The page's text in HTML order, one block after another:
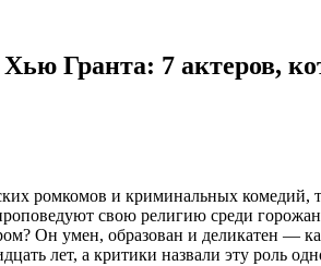
Гранта: 7 актеров,
ромкомов и криминальных комедий,
свою религию среди
Он умен, образован и деликатен —
лет, а критики назвали эту роль